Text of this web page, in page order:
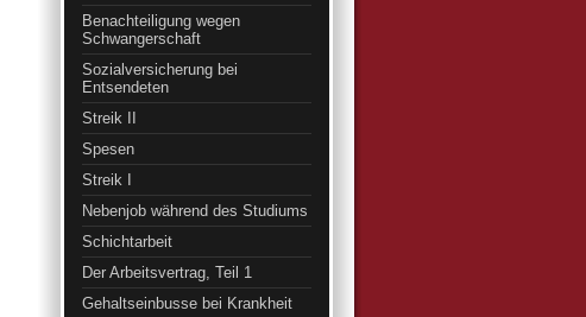
Benachteiligung wegen
Schwangerschaft
Sozialversicherung bei
Entsendeten
Streik II
Spesen
Streik I
Nebenjob während des Studiums
Schichtarbeit
Der Arbeitsvertrag, Teil 1
Gehaltseinbusse bei Krankheit